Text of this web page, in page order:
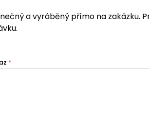
a vyráběný přímo na zakázku.
*